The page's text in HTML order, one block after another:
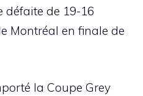
défaite de 19-16
Montréal en finale de
la Coupe Grey